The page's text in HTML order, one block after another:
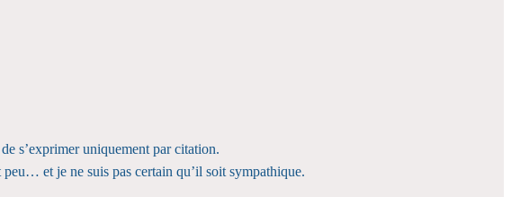
s’exprimer uniquement par citation.
et je ne suis pas certain qu’il soit sympathique.